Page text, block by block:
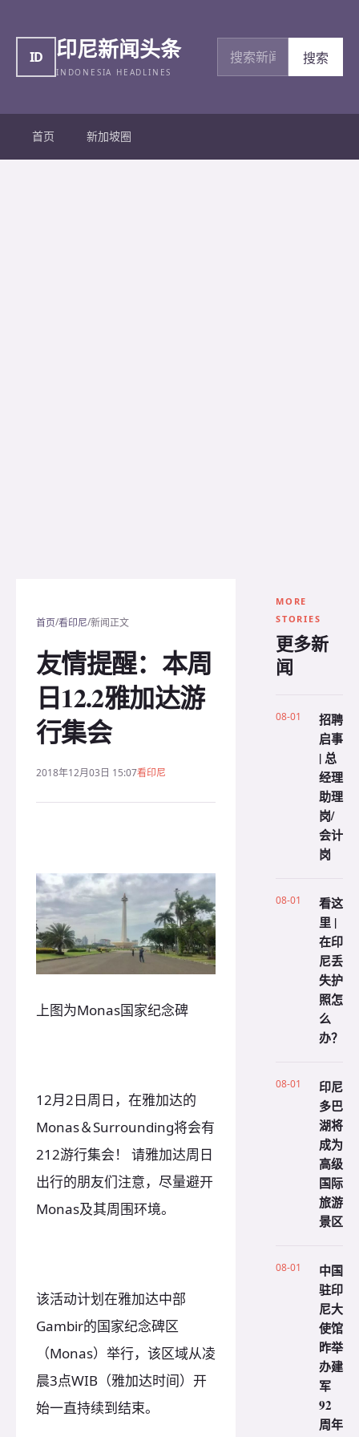
ID 印尼新闻头条
INDONESIA HEADLINES
搜索新闻
搜索
首页 新加坡圈
首页/看印尼/新闻正文
友情提醒：本周
日12.2雅加达游
行集会
2018年12月03日 15:07看印尼
上图为Monas国家纪念碑
12月2日周日，在雅加达的
Monas＆Surrounding将会有
212游行集会！ 请雅加达周日
出行的朋友们注意，尽量避开
Monas及其周围环境。
该活动计划在雅加达中部
Gambir的国家纪念碑区
（Monas）举行，该区域从凌
晨3点WIB（雅加达时间）开
始一直持续到结束。
MORE
STORIES
更多新
闻
08-01
招聘
启事
| 总
经理
助理
岗/
会计
岗
08-01
看这
里 |
在印
尼丢
失护
照怎
么
办？
08-01
印尼
多巴
湖将
成为
高级
国际
旅游
景区
08-01
中国
驻印
尼大
使馆
昨举
办建
军
92
周年